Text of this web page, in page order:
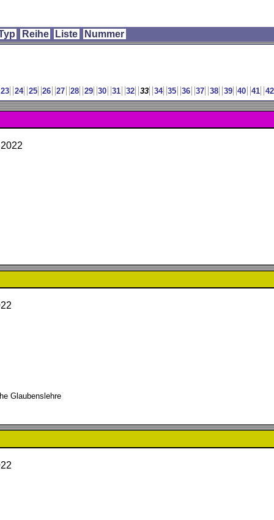
Reihe Liste Nummer
23 24 25 26 27 28 29 30 31 32 33 34 35 36 37 38 39 40 41 42
Glaubenslehre